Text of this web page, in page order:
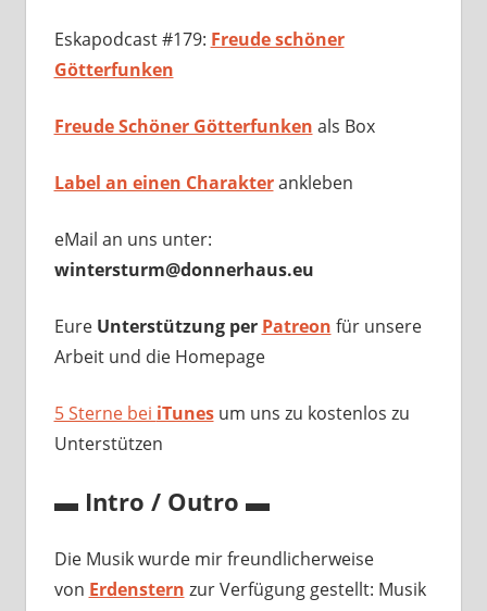
Eskapodcast #179: Freude schöner
Götterfunken
Freude Schöner Götterfunken als Box
Label an einen Charakterankleben
eMail an uns unter:
wintersturm@donnerhaus.eu
Eure Unterstützung per Patreon für unsere
Arbeit und die Homepage
5 Sterne bei iTunesum uns zu kostenlos zu
Unterstützen
▬ Intro / Outro ▬
Die Musik wurde mir freundlicherweise
von Erdenstern zur Verfügung gestellt: Musik